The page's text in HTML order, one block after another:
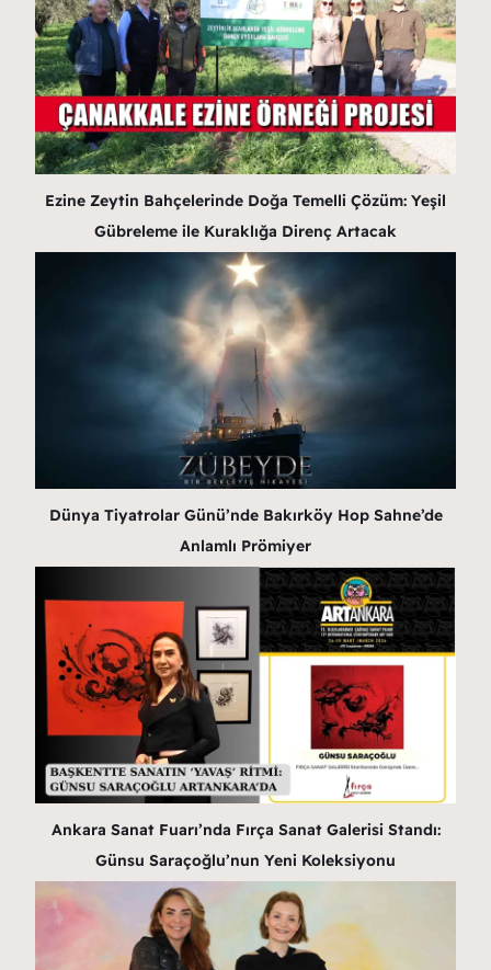
Ezine Zeytin Bahçelerinde Doğa Temelli Çözüm: Yeşil
Gübreleme ile Kuraklığa Direnç Artacak
Dünya Tiyatrolar Günü’nde Bakırköy Hop Sahne’de
Anlamlı Prömiyer
Ankara Sanat Fuarı’nda Fırça Sanat Galerisi Standı:
Günsu Saraçoğlu’nun Yeni Koleksiyonu